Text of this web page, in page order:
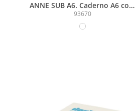
ANNE SUB A6. Caderno A6 com
capa rígida, ideal para
personalização em sublimação
93670